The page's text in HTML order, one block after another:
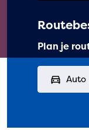
Plan je
Auto